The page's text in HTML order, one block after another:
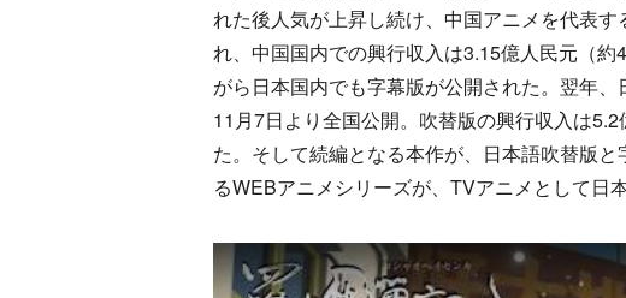
れた後人気が上昇し続け、中国アニメを代表
れ、中国国内での興行収入は3.15億人民元（
がら日本国内でも字幕版が公開された。翌年
11月7日より全国公開。吹替版の興行収入は
た。そして続編となる本作が、日本語吹替版
るWEBアニメシリーズが、TVアニメとして日